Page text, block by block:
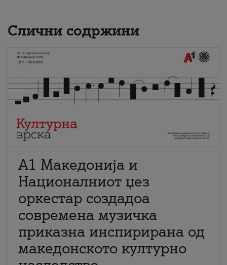
Слични содржини
А1 Македонија и
Националниот џез
оркестар создадоа
современа музичка
приказна инспирирана од
македонското културно